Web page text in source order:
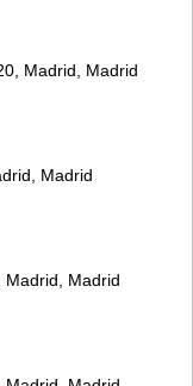
Madrid, Madrid
Madrid
Madrid, Madrid